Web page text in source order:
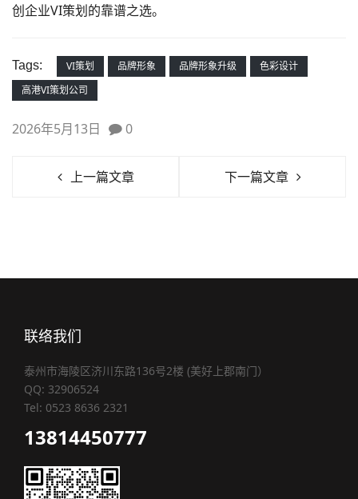
创企业VI策划的靠谱之选。
Tags: VI策划 品牌形象 品牌形象升级
色彩设计
高港VI策划公司
2026年5月13日 0
上一篇文章 下一篇文章
联络我们
泰州市海陵区济川东路136号2楼 (美好上郡南门）
QQ: 32906524
Tel: 0523 8636 2321
13814450777